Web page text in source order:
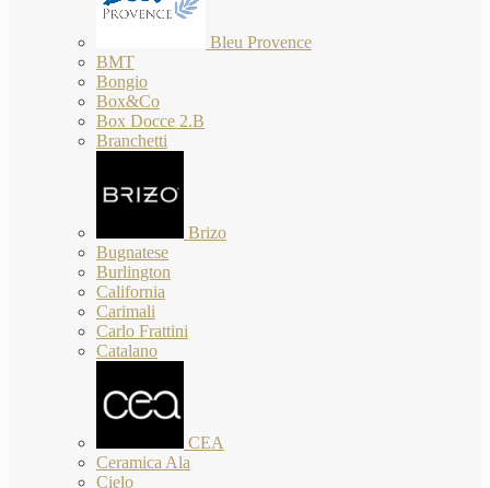
Bleu Provence
BMT
Bongio
Box&Co
Box Docce 2.B
Branchetti
Brizo
Bugnatese
Burlington
California
Carimali
Carlo Frattini
Catalano
CEA
Ceramica Ala
Cielo